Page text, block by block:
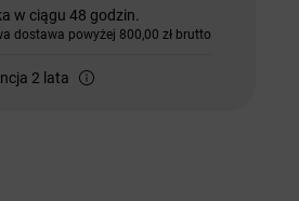
w ciągu 48 godzin.
dostawa powyżej 800,00 zł brutto
2 lata